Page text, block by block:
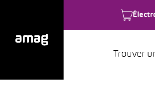
Trouver